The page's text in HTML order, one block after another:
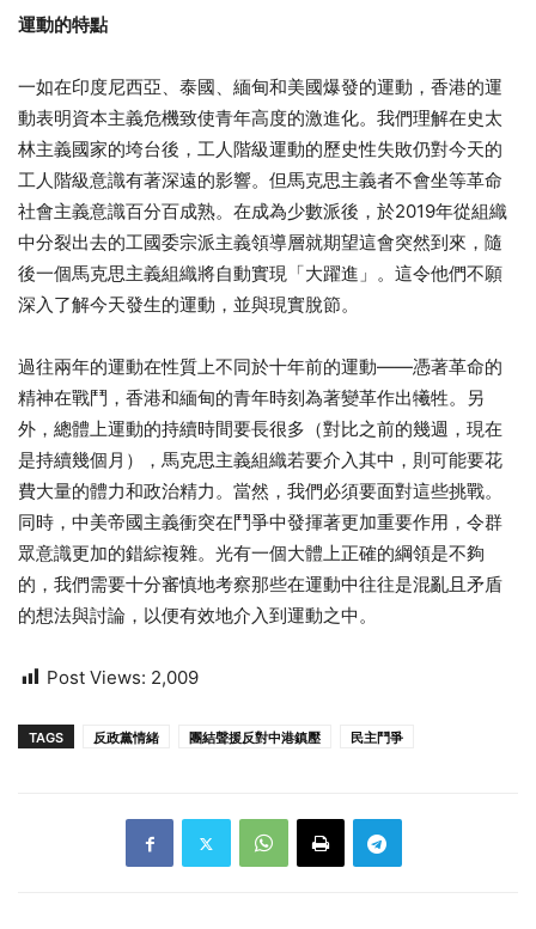
運動的特點
一如在印度尼西亞、泰國、緬甸和美國爆發的運動，香港的運
動表明資本主義危機致使青年高度的激進化。我們理解在史太
林主義國家的垮台後，工人階級運動的歷史性失敗仍對今天的
工人階級意識有著深遠的影響。但馬克思主義者不會坐等革命
社會主義意識百分百成熟。在成為少數派後，於2019年從組織
中分裂出去的工國委宗派主義領導層就期望這會突然到來，隨
後一個馬克思主義組織將自動實現「大躍進」。這令他們不願
深入了解今天發生的運動，並與現實脫節。
過往兩年的運動在性質上不同於十年前的運動——憑著革命的
精神在戰鬥，香港和緬甸的青年時刻為著變革作出犧牲。另
外，總體上運動的持續時間要長很多（對比之前的幾週，現在
是持續幾個月），馬克思主義組織若要介入其中，則可能要花
費大量的體力和政治精力。當然，我們必須要面對這些挑戰。
同時，中美帝國主義衝突在鬥爭中發揮著更加重要作用，令群
眾意識更加的錯綜複雜。光有一個大體上正確的綱領是不夠
的，我們需要十分審慎地考察那些在運動中往往是混亂且矛盾
的想法與討論，以便有效地介入到運動之中。
Post Views: 2,009
TAGS 反政黨情緒 團結聲援反對中港鎮壓 民主鬥爭